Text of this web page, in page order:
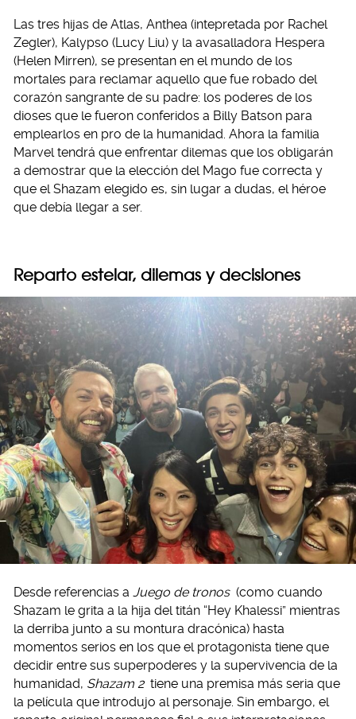
Las tres hijas de Atlas, Anthea (intepretada por Rachel
Zegler), Kalypso (Lucy Liu) y la avasalladora Hespera
(Helen Mirren), se presentan en el mundo de los
mortales para reclamar aquello que fue robado del
corazón sangrante de su padre: los poderes de los
dioses que le fueron conferidos a Billy Batson para
emplearlos en pro de la humanidad. Ahora la familia
Marvel tendrá que enfrentar dilemas que los obligarán
a demostrar que la elección del Mago fue correcta y
que el Shazam elegido es, sin lugar a dudas, el héroe
que debía llegar a ser.
Reparto estelar, dilemas y decisiones
Desde referencias a Juego de tronos (como cuando
Shazam le grita a la hija del titán “Hey Khalessi” mientras
la derriba junto a su montura dracónica) hasta
momentos serios en los que el protagonista tiene que
decidir entre sus superpoderes y la supervivencia de la
humanidad, Shazam 2 tiene una premisa más seria que
la película que introdujo al personaje. Sin embargo, el